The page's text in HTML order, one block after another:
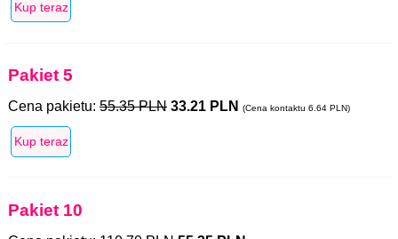
Pakiet 5
Cena pakietu: 55.35 PLN 33.21 PLN (Cena kontaktu 6.64 PLN)
Pakiet 10